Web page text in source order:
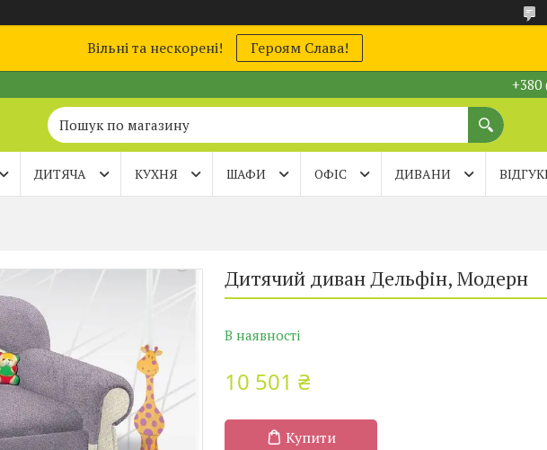
Вільні та нескорені! Героям Слава!
+380
ДИТЯЧА КУХНЯ ШАФИ ОФІС ДИВАНИ
Дитячий диван Дельфін, Модерн
В наявності
10 501 ₴
Купити